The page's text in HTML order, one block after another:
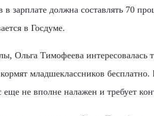
зарплате должна составлять 70
в Госдуме.
Ольга Тимофеева интересовалась
младшеклассников
не вполне налажен и требует